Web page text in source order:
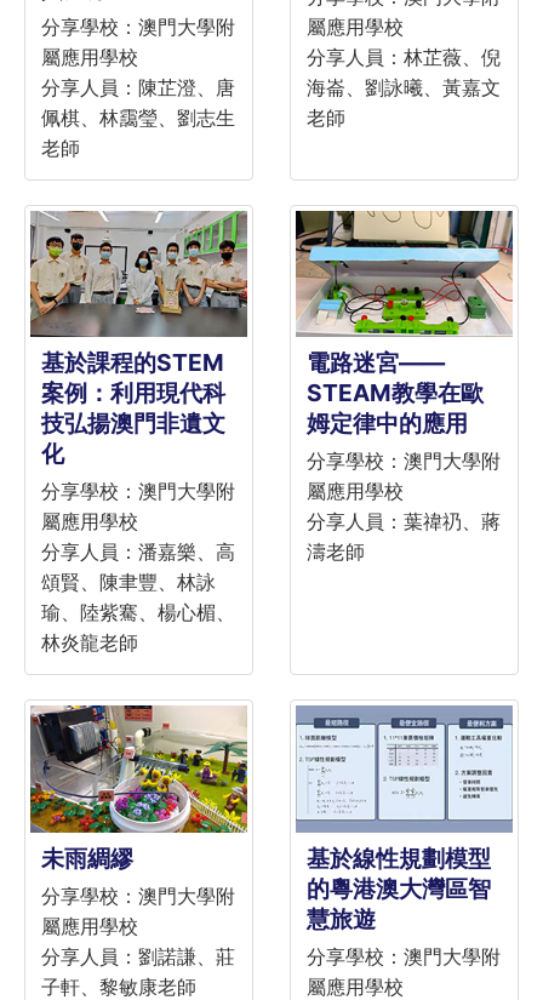
分享學校：澳門大學附
屬應用學校
分享人員：陳芷澄、唐
佩棋、林靄瑩、劉志生
老師
屬應用學校
分享人員：林芷薇、倪
海崙、劉詠曦、黃嘉文
老師
基於課程的STEM
案例：利用現代科
技弘揚澳門非遺文
化
分享學校：澳門大學附
屬應用學校
分享人員：潘嘉樂、高
頌賢、陳聿豐、林詠
瑜、陸紫騫、楊心楣、
林炎龍老師
電路迷宮——
STEAM教學在歐
姆定律中的應用
分享學校：澳門大學附
屬應用學校
分享人員：葉禕礽、蔣
濤老師
未雨綢繆
分享學校：澳門大學附
屬應用學校
分享人員：劉諾謙、莊
子軒、黎敏康老師
基於線性規劃模型
的粵港澳大灣區智
慧旅遊
分享學校：澳門大學附
屬應用學校